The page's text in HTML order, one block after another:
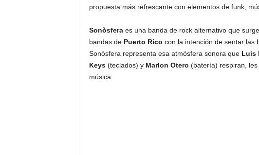
propuesta más refrescante con elementos de funk,
Sonòsferaes una banda de rock alternativo que
bandas de Puerto Rico con la intención de sentar las
Sonòsfera representa esa atmósfera sonora que Luis
Keys(teclados) y Marlon Otero (batería) respiran,
música.